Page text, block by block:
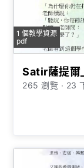
1 個教學資源
pdf
Satir薩提爾
265 瀏覽 ∙ 23